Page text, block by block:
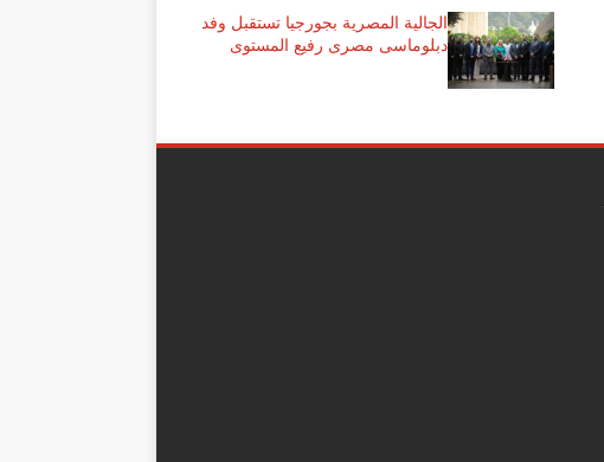
الجالية المصرية بجورجيا تستقبل وفد
دبلوماسى مصرى رفيع المستوى